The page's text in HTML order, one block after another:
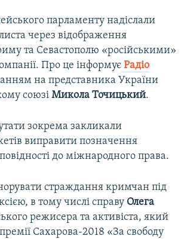
RL
парламенту надіслали
через відображення
та Севастополю «російськими»
Про це інформує Радіо
на представника України
союзі Микола Точицький.
зокрема закликали
виправити позначення
до міжнародного права.
страждання кримчан під
в тому числі справу Олега
режисера та активіста, який
Сахарова-2018 «За свободу